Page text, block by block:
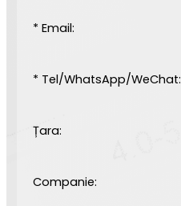
* Email:
* Tel/WhatsApp/WeChat:
Țara:
Companie: